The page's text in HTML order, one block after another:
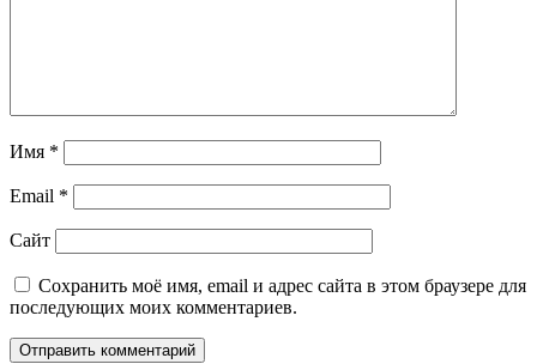
Имя *
Email *
Сайт
Сохранить моё имя, email и адрес сайта в этом браузере для
последующих моих комментариев.